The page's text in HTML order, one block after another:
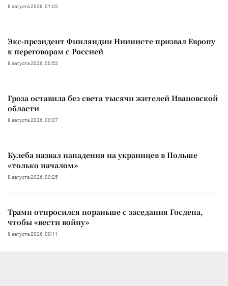
8 августа 2026, 01:05
Экс-президент Финляндии Ниинисте призвал Европу
к переговорам с Россией
8 августа 2026, 00:52
Гроза оставила без света тысячи жителей Ивановской
области
8 августа 2026, 00:37
Кулеба назвал нападения на украинцев в Польше
«только началом»
8 августа 2026, 00:25
Трамп отпросился пораньше с заседания Госдепа,
чтобы «вести войну»
8 августа 2026, 00:11